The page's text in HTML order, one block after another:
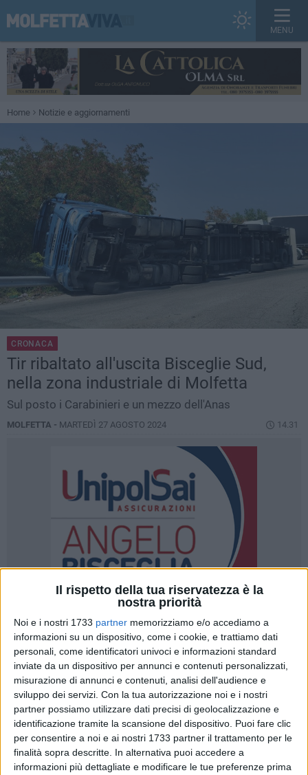
Il rispetto della tua riservatezza è la
nostra priorità
Noi e i nostri 1733 partner memorizziamo e/o accediamo a
informazioni su un dispositivo, come i cookie, e trattiamo dati
personali, come identificatori univoci e informazioni standard
inviate da un dispositivo per annunci e contenuti personalizzati,
misurazione di annunci e contenuti, analisi dell'audience e
sviluppo dei servizi. Con la tua autorizzazione noi e i nostri
partner possiamo utilizzare dati precisi di geolocalizzazione e
identificazione tramite la scansione del dispositivo. Puoi fare clic
per consentire a noi e ai nostri 1733 partner il trattamento per le
finalità sopra descritte. In alternativa puoi accedere a
informazioni più dettagliate e modificare le tue preferenze prima
MENU
Home Notizie e aggiornamenti
CRONACA
Tir ribaltato all'uscita Bisceglie Sud,
nella zona industriale di Molfetta
Sul posto i Carabinieri e un mezzo dell'Anas
MOLFETTA - MARTEDÌ 27 AGOSTO 2024 14.31
148
A cura di
LA REDAZIONE
Un mezzo pesante si è ribaltato poco fa sulla complanare
finalizzata all'immissione sulla SS16 bis (all'altezza dello
svincolo per Bisceglie Sud, nella zona industriale di
Molfetta).